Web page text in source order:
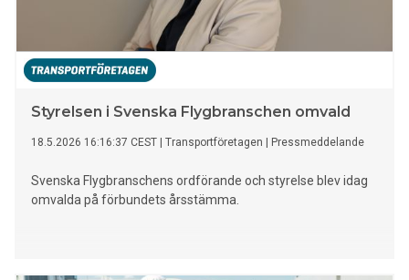
Styrelsen i Svenska Flygbranschen omvald
18.5.2026 16:16:37 CEST Transportföretagen Pressmeddelande
Svenska Flygbranschens ordförande och styrelse blev idag
omvalda på förbundets årsstämma.